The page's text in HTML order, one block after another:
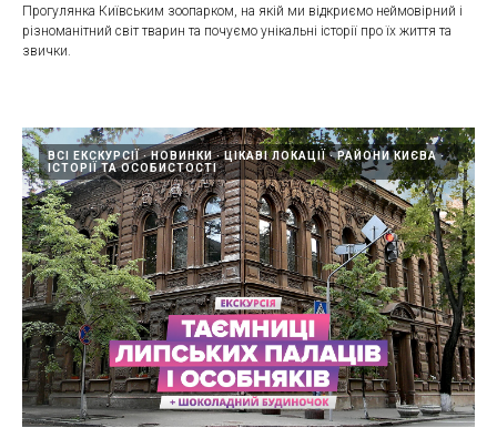
Прогулянка Київським зоопарком, на якій ми відкриємо неймовірний і
різноманітний світ тварин та почуємо унікальні історії про їх життя та
звички.
ВСІ ЕКСКУРСІЇ НОВИНКИ ЦІКАВІ ЛОКАЦІЇ
РАЙОНИ КИЄВА
ІСТОРІЇ ТА ОСОБИСТОСТІ